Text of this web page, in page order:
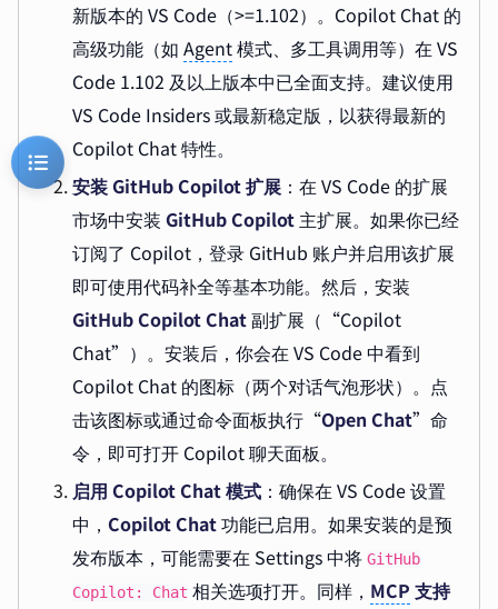
新版本的 VS Code（>=1.102）。Copilot Chat 的
高级功能（如 Agent模式、多工具调用等）在 VS
Code 1.102 及以上版本中已全面支持。建议使用
VS Code Insiders 或最新稳定版，以获得最新的
Copilot Chat 特性。
安装 GitHub Copilot 扩展 ：在 VS Code 的扩展
市场中安装 GitHub Copilot 主扩展。如果你已经
订阅了 Copilot，登录 GitHub 账户并启用该扩展
即可使用代码补全等基本功能。然后，安装
GitHub Copilot Chat副扩展（“Copilot
Chat”）。安装后，你会在 VS Code 中看到
Copilot Chat 的图标（两个对话气泡形状）。点
击该图标或通过命令面板执行“Open Chat”命
令，即可打开 Copilot 聊天面板。
启用 Copilot Chat 模式 ：确保在 VS Code 设置
中， Copilot Chat功能已启用。如果安装的是预
发布版本，可能需要在 Settings 中将 GitHub
Copilot: Chat 相关选项打开。同样， MCP 支持